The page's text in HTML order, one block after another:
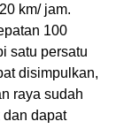
km/ jam.
100
satu persatu
disimpulkan,
raya sudah
dapat